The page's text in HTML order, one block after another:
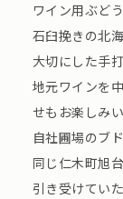
ワイン用ぶど
石臼挽きの北
大切にした手
地元ワインを
せもお楽しみ
自社圃場のブ
同じ仁木町旭
引き受けてい